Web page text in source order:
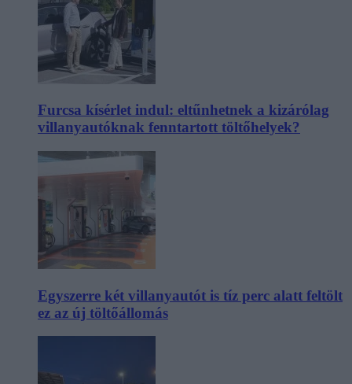
Furcsa kísérlet indul: eltűnhetnek a kizárólag
villanyautóknak fenntartott töltőhelyek?
Egyszerre két villanyautót is tíz perc alatt feltölt
ez az új töltőállomás